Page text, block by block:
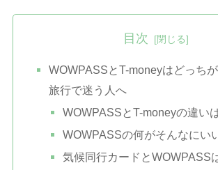
目次
WOWPASSとT-moneyはどっち
旅行で迷う人へ
WOWPASSとT-moneyの違い
WOWPASSの何がそんなにい
気候同行カードとWOWPASS